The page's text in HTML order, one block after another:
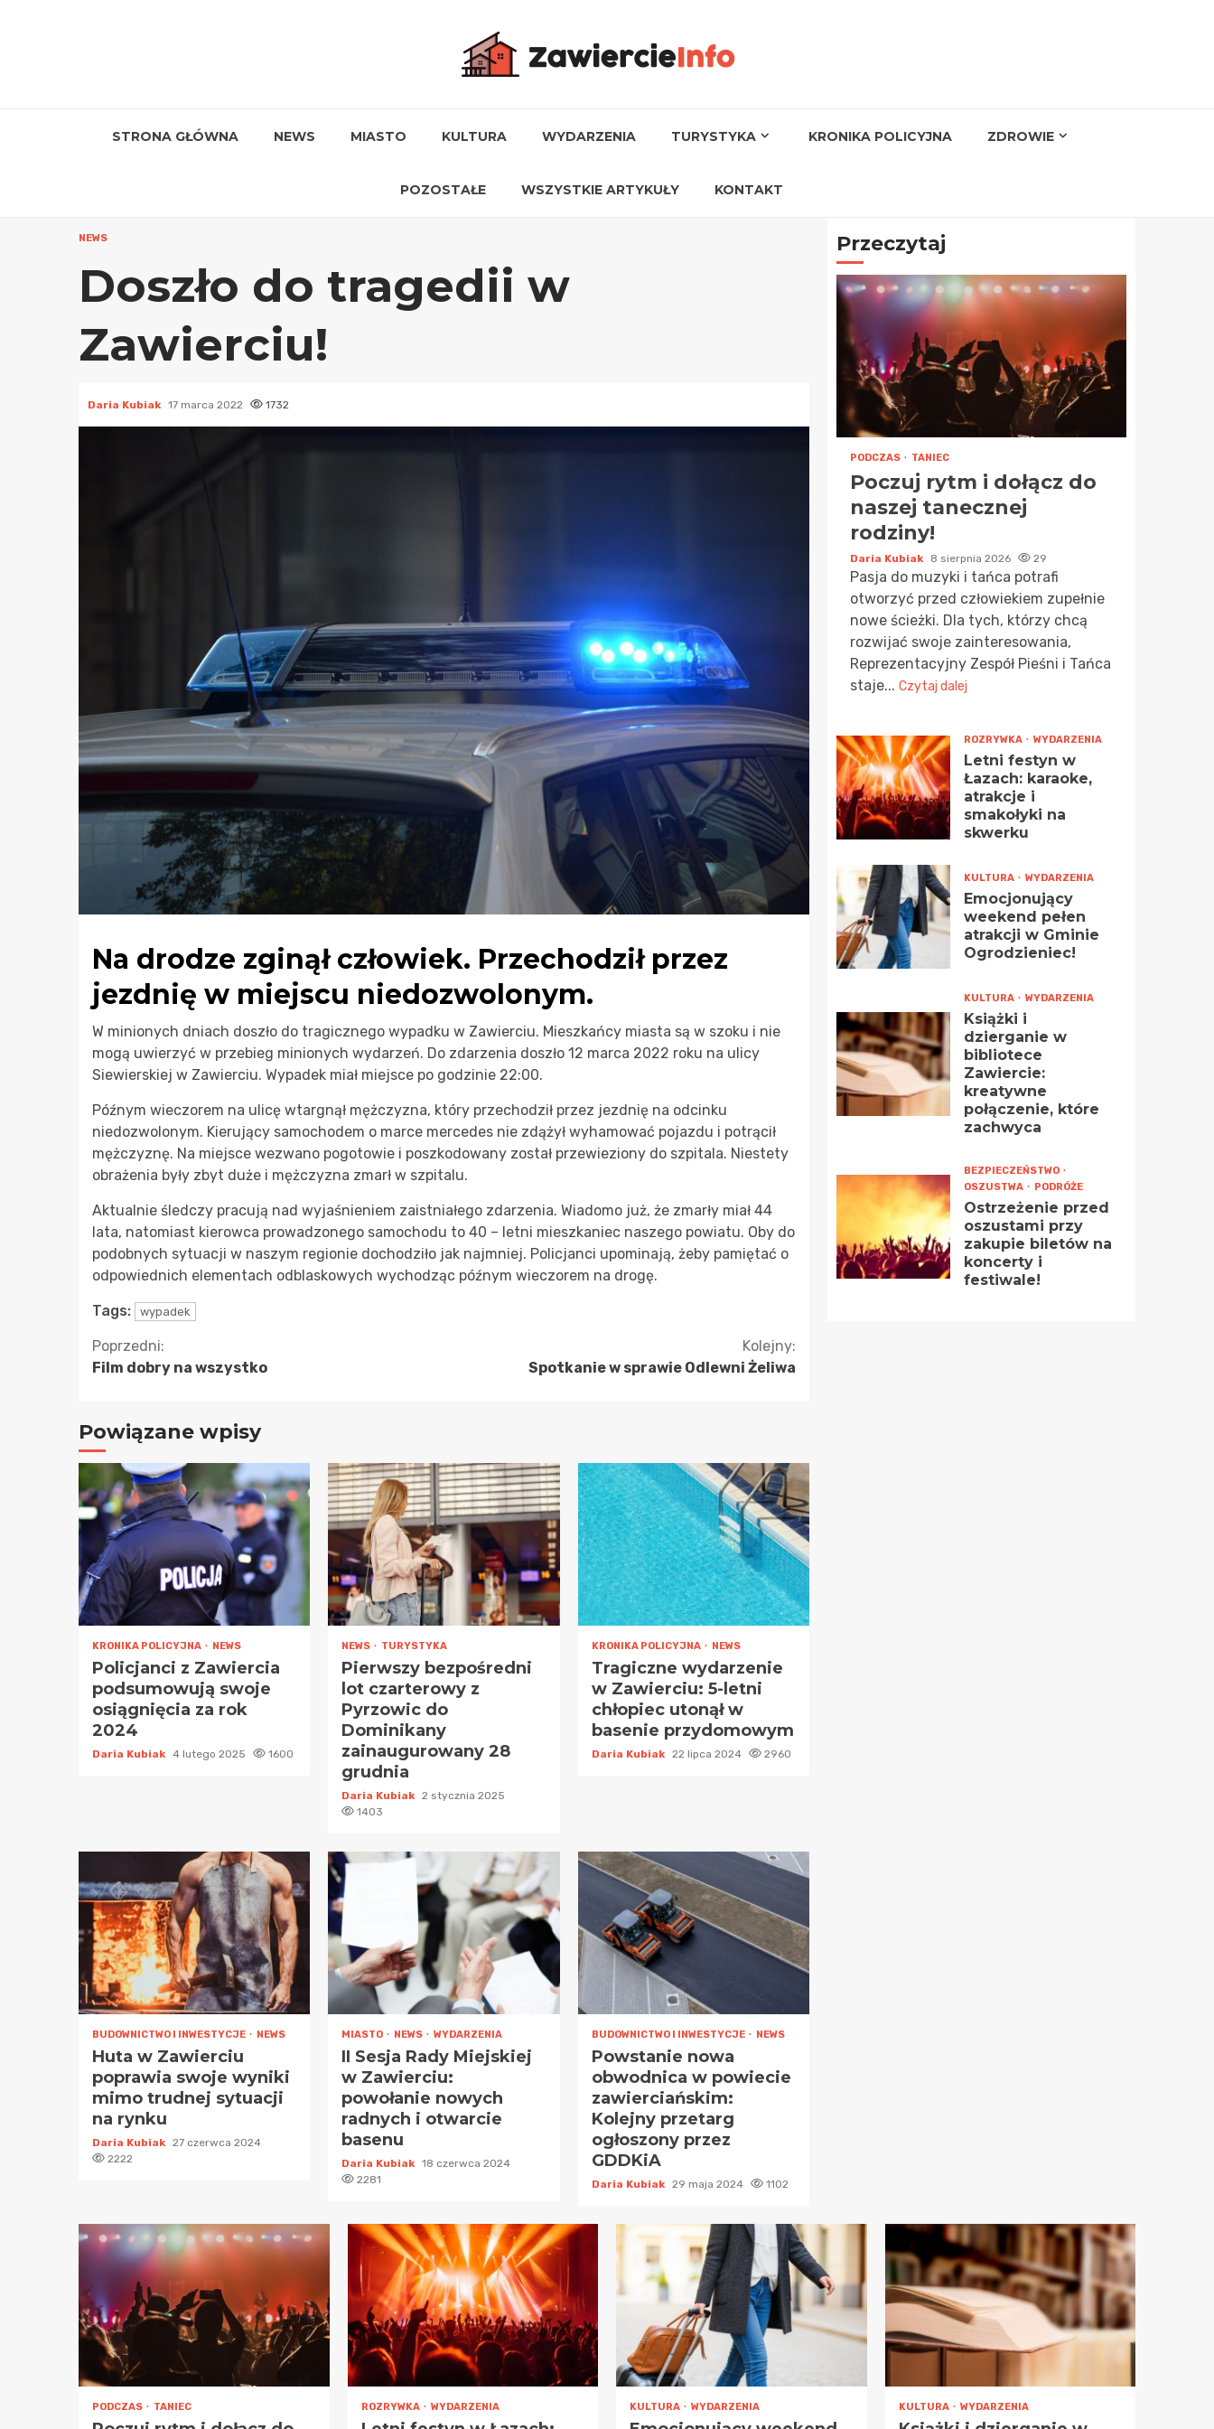
STRONA GŁÓWNA NEWS MIASTO KULTURA WYDARZENIA TURYSTYKA KRONIKA POLICYJNA ZDROWIE
POZOSTAŁE WSZYSTKIE ARTYKUŁY KONTAKT
NEWS
Doszło do tragedii w
Zawierciu!
Daria Kubiak 17 marca 2022 1732
Na drodze zginął człowiek. Przechodził przez
jezdnię w miejscu niedozwolonym.
W minionych dniach doszło do tragicznego wypadku w Zawierciu. Mieszkańcy miasta są w szoku i nie
mogą uwierzyć w przebieg minionych wydarzeń. Do zdarzenia doszło 12 marca 2022 roku na ulicy
Siewierskiej w Zawierciu. Wypadek miał miejsce po godzinie 22:00.
Późnym wieczorem na ulicę wtargnął mężczyzna, który przechodził przez jezdnię na odcinku
niedozwolonym. Kierujący samochodem o marce mercedes nie zdążył wyhamować pojazdu i potrącił
mężczyznę. Na miejsce wezwano pogotowie i poszkodowany został przewieziony do szpitala. Niestety
obrażenia były zbyt duże i mężczyzna zmarł w szpitalu.
Aktualnie śledczy pracują nad wyjaśnieniem zaistniałego zdarzenia. Wiadomo już, że zmarły miał 44
lata, natomiast kierowca prowadzonego samochodu to 40 – letni mieszkaniec naszego powiatu. Oby do
podobnych sytuacji w naszym regionie dochodziło jak najmniej. Policjanci upominają, żeby pamiętać o
odpowiednich elementach odblaskowych wychodząc późnym wieczorem na drogę.
Tags: wypadek
Kontynuuj
Poprzedni:
Film dobry na wszystko
Kolejny:
Spotkanie w sprawie Odlewni Żeliwa
Powiązane wpisy
KRONIKA POLICYJNA NEWS
Policjanci z Zawiercia
podsumowują swoje
osiągnięcia za rok
2024
Daria Kubiak 4 lutego 2025 1600
NEWS TURYSTYKA
Pierwszy bezpośredni
lot czarterowy z
Pyrzowic do
Dominikany
zainaugurowany 28
grudnia
Daria Kubiak 2 stycznia 2025
1403
KRONIKA POLICYJNA NEWS
Tragiczne wydarzenie
w Zawierciu: 5-letni
chłopiec utonął w
basenie przydomowym
Daria Kubiak 22 lipca 2024 2960
BUDOWNICTWO I INWESTYCJE NEWS
Huta w Zawierciu
poprawia swoje wyniki
mimo trudnej sytuacji
na rynku
Daria Kubiak 27 czerwca 2024
2222
MIASTO NEWS WYDARZENIA
II Sesja Rady Miejskiej
w Zawierciu:
powołanie nowych
radnych i otwarcie
basenu
Daria Kubiak 18 czerwca 2024
2281
BUDOWNICTWO I INWESTYCJE NEWS
Powstanie nowa
obwodnica w powiecie
zawierciańskim:
Kolejny przetarg
ogłoszony przez
GDDKiA
Daria Kubiak 29 maja 2024 1102
Przeczytaj
PODCZAS TANIEC
Poczuj rytm i dołącz do
naszej tanecznej
rodziny!
Daria Kubiak 8 sierpnia 2026 29
Pasja do muzyki i tańca potrafi
otworzyć przed człowiekiem zupełnie
nowe ścieżki. Dla tych, którzy chcą
rozwijać swoje zainteresowania,
Reprezentacyjny Zespół Pieśni i Tańca
staje... Czytaj dalej
ROZRYWKA WYDARZENIA
Letni festyn w
Łazach: karaoke,
atrakcje i
smakołyki na
skwerku
KULTURA WYDARZENIA
Emocjonujący
weekend pełen
atrakcji w Gminie
Ogrodzieniec!
KULTURA WYDARZENIA
Książki i
dzierganie w
bibliotece
Zawiercie:
kreatywne
połączenie, które
zachwyca
BEZPIECZEŃSTWO
OSZUSTWA
PODRÓŻE
Ostrzeżenie przed
oszustami przy
zakupie biletów na
koncerty i
festiwale!
PODCZAS TANIEC ROZRYWKA WYDARZENIA KULTURA WYDARZENIA KULTURA WYDARZENIA